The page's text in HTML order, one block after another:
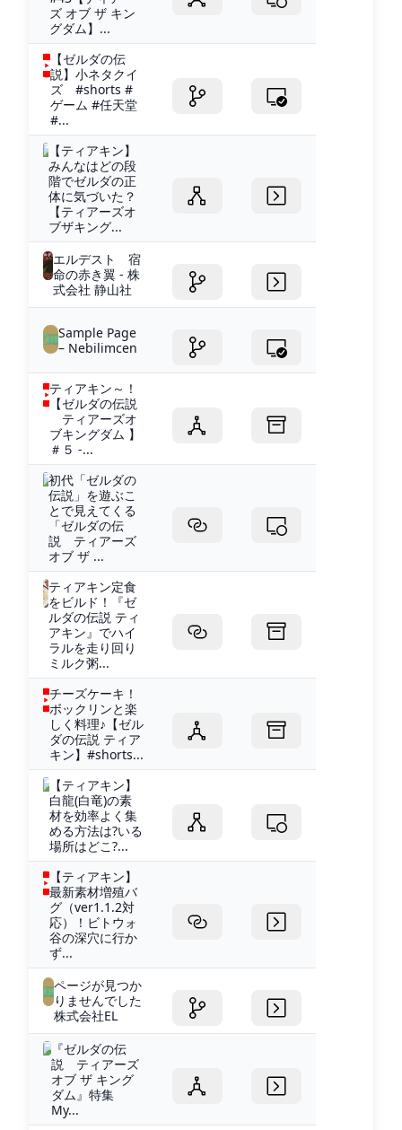
ズ オブ ザ キン
グダム】...
【ゼルダの伝
説】小ネタクイ
ズ #shorts #
ゲーム #任天堂
#...
【ティアキン】
みんなはどの段
階でゼルダの正
体に気づいた？
【ティアーズオ
ブザキング...
エルデスト 宿
命の赤き翼 - 株
式会社 静山社
Sample Page
– Nebilimcen
ティアキン～！
【ゼルダの伝説
ティアーズオ
ブキングダム 】
＃５ -...
初代「ゼルダの
伝説」を遊ぶこ
とで見えてくる
「ゼルダの伝
説 ティアーズ
オブ ザ ...
ティアキン定食
をビルド！『ゼ
ルダの伝説 ティ
アキン』でハイ
ラルを走り回り
ミルク粥...
チーズケーキ！
ボックリンと楽
しく料理♪【ゼル
ダの伝説 ティア
キン】#shorts...
【ティアキン】
白龍(白竜)の素
材を効率よく集
める方法は?いる
場所はどこ?...
【ティアキン】
最新素材増殖バ
グ（ver1.1.2対
応）！ビトウォ
谷の深穴に行か
ず...
ページが見つか
りませんでした
株式会社EL
『ゼルダの伝
説 ティアーズ
オブ ザ キング
ダム』特集
My...